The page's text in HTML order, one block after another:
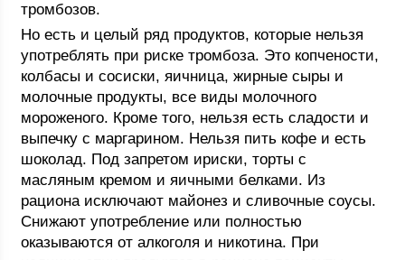
тромбозов.
Но есть и целый ряд продуктов, которые нельзя
употреблять при риске тромбоза. Это копчености,
колбасы и сосиски, яичница, жирные сыры и
молочные продукты, все виды молочного
мороженого. Кроме того, нельзя есть сладости и
выпечку с маргарином. Нельзя пить кофе и есть
шоколад. Под запретом ириски, торты с
масляным кремом и яичными белками. Из
рациона исключают майонез и сливочные соусы.
Снижают употребление или полностью
оказываются от алкоголя и никотина. При